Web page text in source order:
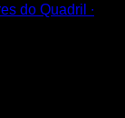
do Quadril ∙